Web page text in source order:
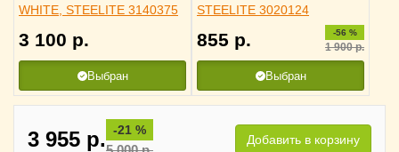
WHITE, STEELITE 3140375
3 100 р.
Выбран
STEELITE 3020124
855 р. -56 %
1 900р.
Выбран
3 955 р. -21 %
Добавить в корзину